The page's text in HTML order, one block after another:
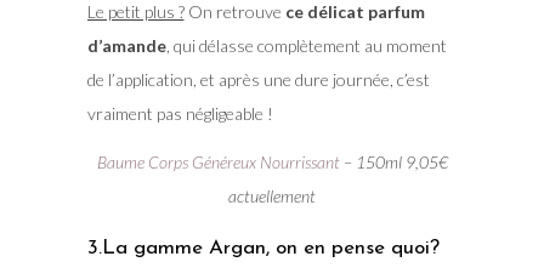
Le petit plus ?On retrouve ce délicat parfum
d’amande, qui délasse complètement au moment
de l’application, et après une dure journée, c’est
vraiment pas négligeable !
Baume Corps Généreux Nourrissant– 150ml 9,05€
actuellement
3.La gamme Argan, on en pense quoi?